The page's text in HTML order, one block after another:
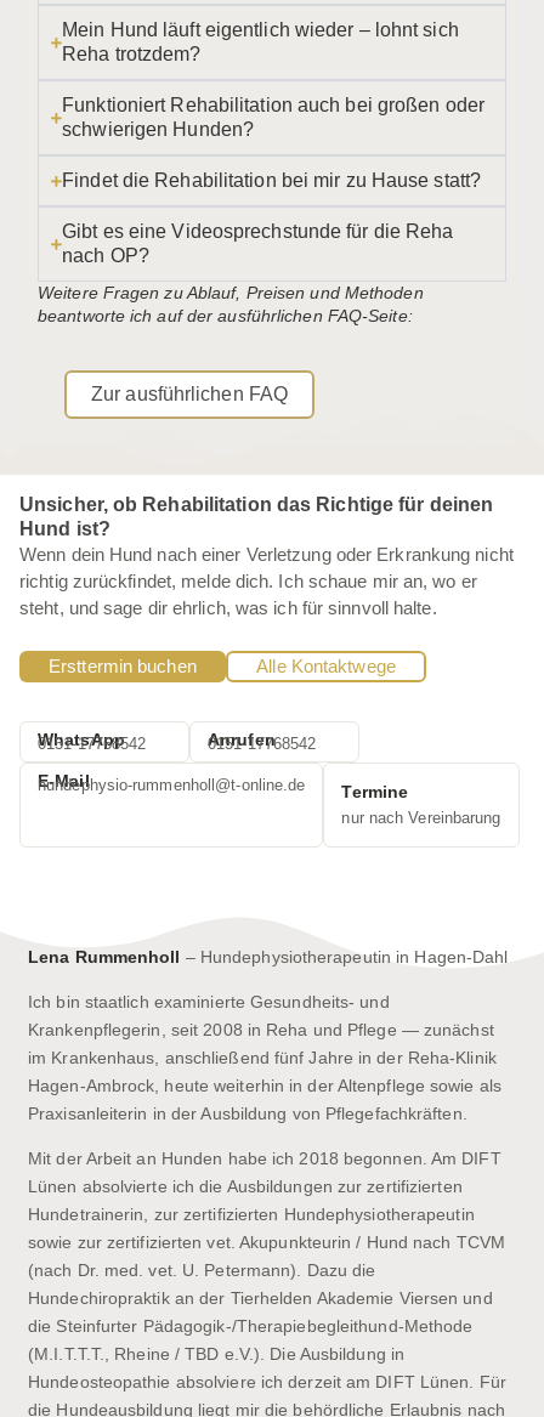
Mein Hund läuft eigentlich wieder – lohnt sich
Reha trotzdem?
Funktioniert Rehabilitation auch bei großen oder
schwierigen Hunden?
Findet die Rehabilitation bei mir zu Hause statt?
Gibt es eine Videosprechstunde für die Reha
nach OP?
Weitere Fragen zu Ablauf, Preisen und Methoden
beantworte ich auf der ausführlichen FAQ-Seite:
Zur ausführlichen FAQ
Unsicher, ob Rehabilitation das Richtige für deinen
Hund ist?
Wenn dein Hund nach einer Verletzung oder Erkrankung nicht
richtig zurückfindet, melde dich. Ich schaue mir an, wo er
steht, und sage dir ehrlich, was ich für sinnvoll halte.
Ersttermin buchen Alle Kontaktwege
WhatsApp
0151-17768542 Anrufen
0151-17768542
E-Mail
hundephysio-rummenholl@t-online.de Termine
nur nach Vereinbarung
Lena Rummenholl – Hundephysiotherapeutin in Hagen-Dahl
Ich bin staatlich examinierte Gesundheits- und
Krankenpflegerin, seit 2008 in Reha und Pflege — zunächst
im Krankenhaus, anschließend fünf Jahre in der Reha-Klinik
Hagen-Ambrock, heute weiterhin in der Altenpflege sowie als
Praxisanleiterin in der Ausbildung von Pflegefachkräften.
Mit der Arbeit an Hunden habe ich 2018 begonnen. Am DIFT
Lünen absolvierte ich die Ausbildungen zur zertifizierten
Hundetrainerin, zur zertifizierten Hundephysiotherapeutin
sowie zur zertifizierten vet. Akupunkteurin / Hund nach TCVM
(nach Dr. med. vet. U. Petermann). Dazu die
Hundechiropraktik an der Tierhelden Akademie Viersen und
die Steinfurter Pädagogik-/Therapiebegleithund-Methode
(M.I.T.T.T., Rheine / TBD e.V.). Die Ausbildung in
Hundeosteopathie absolviere ich derzeit am DIFT Lünen. Für
die Hundeausbildung liegt mir die behördliche Erlaubnis nach